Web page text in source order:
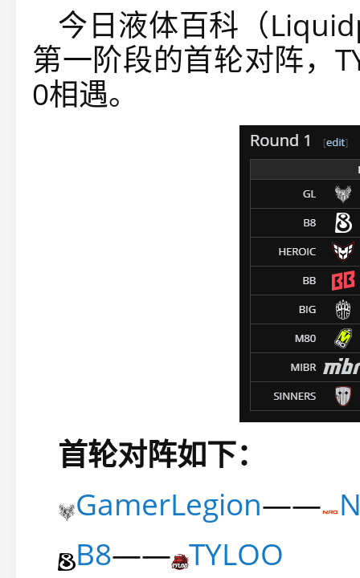
今日液体百科（
第一阶段的首轮对阵，
0相遇。
首轮对阵如下：
GamerLegion——
B8—— TYLOO